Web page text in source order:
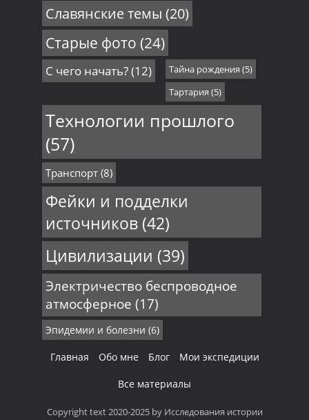
Славянские темы (20)
Старые фото (24)
С чего начать?(12) Тайна рождения (5)
Тартария (5)
Технологии прошлого
(57)
Транспорт(8)
Фейки и подделки
источников(42)
Цивилизации (39)
Электричество беспроводное
атмосферное (17)
Эпидемии и болезни (6)
Главная Обо мне Блог Мои экспедиции
Все материалы
Copyright text 2020-2025 by Исследования истории